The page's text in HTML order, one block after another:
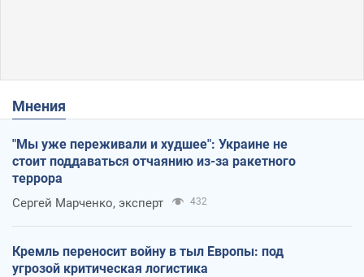
Мнения
"Мы уже переживали и худшее": Украине не
стоит поддаваться отчаянию из-за ракетного
террора
Сергей Марченко, эксперт 432
Кремль переносит войну в тыл Европы: под
угрозой критическая логистика